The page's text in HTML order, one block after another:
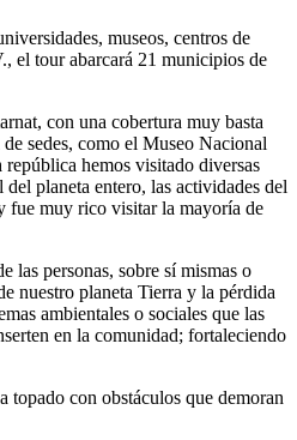
museos, centros de
el tour abarcará 21 municipios de
con una cobertura muy basta
sedes, como el Museo Nacional
hemos visitado diversas
planeta entero, las actividades del
fue muy rico visitar la mayoría de
las personas, sobre sí mismas o
nuestro planeta Tierra y la pérdida
ambientales o sociales que las
en la comunidad; fortaleciendo
topado con obstáculos que demoran